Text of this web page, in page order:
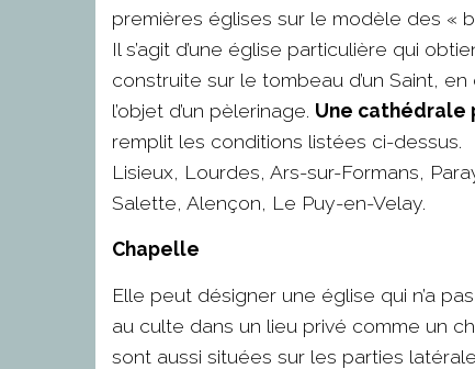
premières églises sur le modèle des «
Il s’agit d’une église particulière qui
construite sur le tombeau d’un Saint,
l’objet d’un pèlerinage. Une cathédrale
remplit les conditions listées ci-dessus.
Lisieux, Lourdes, Ars-sur-Formans,
Salette, Alençon, Le Puy-en-Velay.
Chapelle
Elle peut désigner une église qui n’a
au culte dans un lieu privé comme un
sont aussi situées sur les parties